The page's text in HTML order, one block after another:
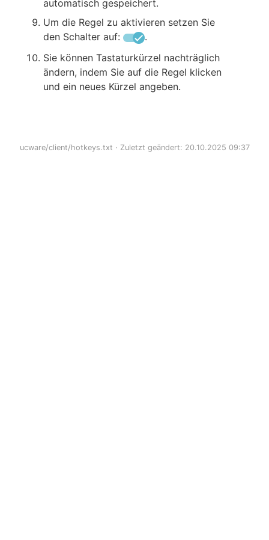
automatisch gespeichert.
Um die Regel zu aktivieren setzen Sie
den Schalter auf:
.
Sie können Tastaturkürzel nachträglich
ändern, indem Sie auf die Regel klicken
und ein neues Kürzel angeben.
ucware/client/hotkeys.txt · Zuletzt geändert: 20.10.2025 09:37